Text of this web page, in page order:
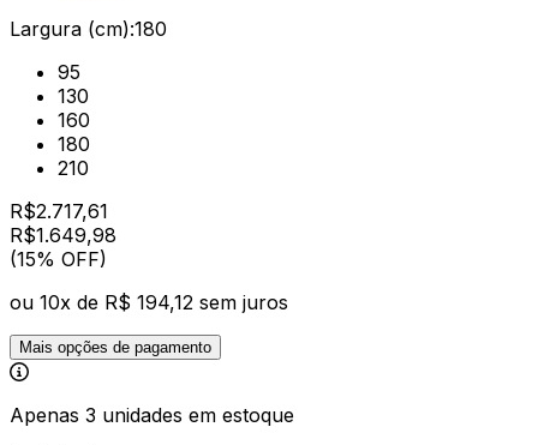
Largura (cm):180
95
130
160
180
210
R$2.717,61
R$1.649,98
(15% OFF)
ou 10x de R$ 194,12 sem juros
Mais opções de pagamento
Apenas 3 unidades em estoque